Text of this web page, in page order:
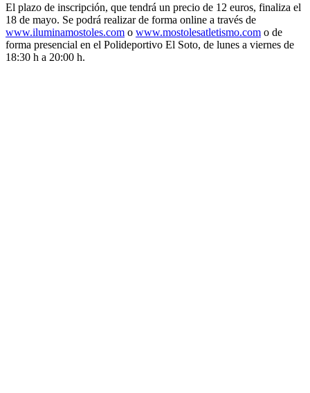
El plazo de inscripción, que tendrá un precio de 12 euros, finaliza el
18 de mayo. Se podrá realizar de forma online a través de
www.iluminamostoles.com o www.mostolesatletismo.com o de
forma presencial en el Polideportivo El Soto, de lunes a viernes de
18:30 h a 20:00 h.